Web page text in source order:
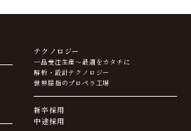
テクノロジー
一品受注生産～最適をカタチに
解析・設計テクノロジー
世界屈指のプロペラ工場
新卒採用
中途採用